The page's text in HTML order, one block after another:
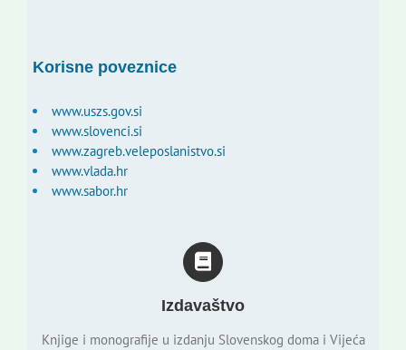
Korisne poveznice
www.uszs.gov.si
www.slovenci.si
www.zagreb.veleposlanistvo.si
www.vlada.hr
www.sabor.hr
Izdavaštvo
Knjige i monografije u izdanju Slovenskog doma i Vijeća